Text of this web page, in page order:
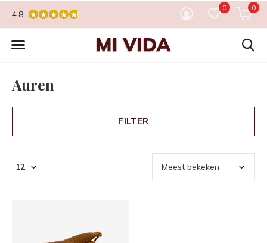
0 0
4.8
Auren
FILTER